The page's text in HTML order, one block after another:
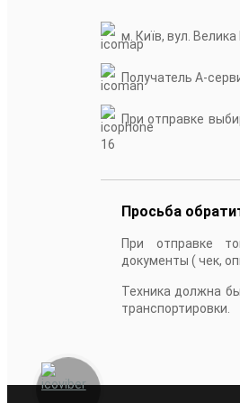
м. Київ, вул.
Получатель А-
При отправке
16
Просьба
При отправке
документы ( чек,
Техника должна
транспортировки.